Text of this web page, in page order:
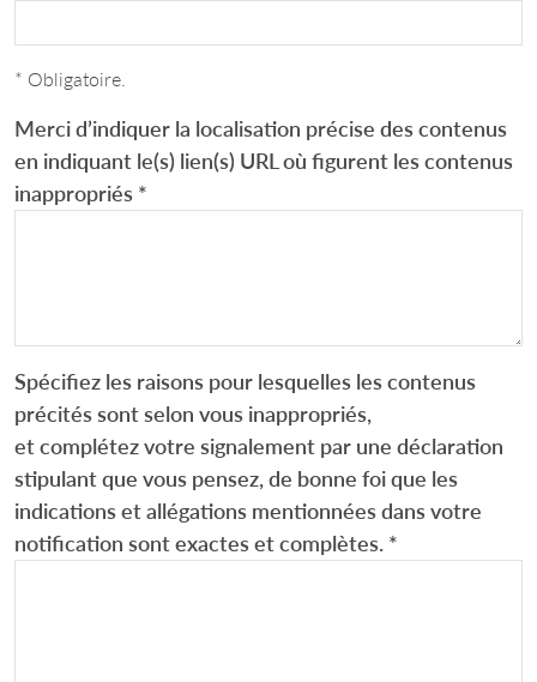
* Obligatoire.
Merci d’indiquer la localisation précise des contenus
en indiquant le(s) lien(s) URL où figurent les contenus
inappropriés *
Spécifiez les raisons pour lesquelles les contenus
précités sont selon vous inappropriés,
et complétez votre signalement par une déclaration
stipulant que vous pensez, de bonne foi que les
indications et allégations mentionnées dans votre
notification sont exactes et complètes. *